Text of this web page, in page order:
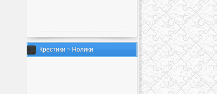
Крестики ~ Нолики